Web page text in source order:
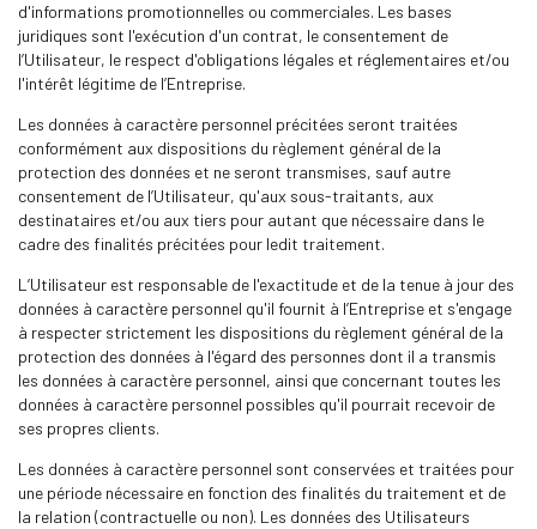
d'informations promotionnelles ou commerciales. Les bases
juridiques sont l'exécution d'un contrat, le consentement de
l’Utilisateur, le respect d'obligations légales et réglementaires et/ou
l'intérêt légitime de l’Entreprise.
Les données à caractère personnel précitées seront traitées
conformément aux dispositions du règlement général de la
protection des données et ne seront transmises, sauf autre
consentement de l’Utilisateur, qu'aux sous-traitants, aux
destinataires et/ou aux tiers pour autant que nécessaire dans le
cadre des finalités précitées pour ledit traitement.
L’Utilisateur est responsable de l'exactitude et de la tenue à jour des
données à caractère personnel qu'il fournit à l’Entreprise et s'engage
à respecter strictement les dispositions du règlement général de la
protection des données à l'égard des personnes dont il a transmis
les données à caractère personnel, ainsi que concernant toutes les
données à caractère personnel possibles qu'il pourrait recevoir de
ses propres clients.
Les données à caractère personnel sont conservées et traitées pour
une période nécessaire en fonction des finalités du traitement et de
la relation (contractuelle ou non). Les données des Utilisateurs